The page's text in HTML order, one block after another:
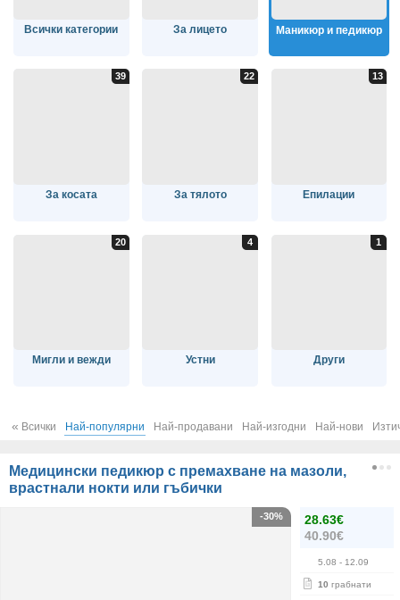
Всички категории За лицето Маникюр и педикюр
За косата За тялото Епилации
Мигли и вежди Устни Други
« Всички Най-популярни Най-продавани Най-изгодни Най-нови
Медицински педикюр с премахване на мазоли,
врастнали нокти или гъбички
28.63€
40.90€
5.08 - 12.09
10 грабнати
-30%